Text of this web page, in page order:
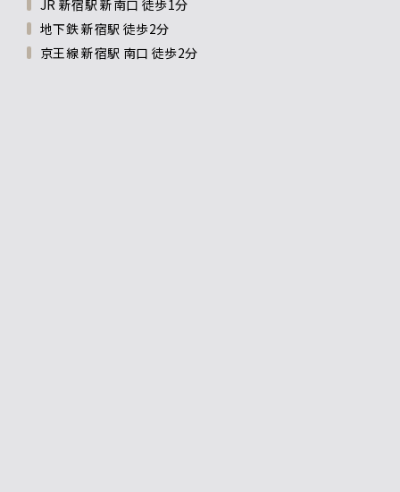
JR 新宿駅 新南口 徒歩1分
地下鉄 新宿駅 徒歩2分
京王線 新宿駅 南口 徒歩2分